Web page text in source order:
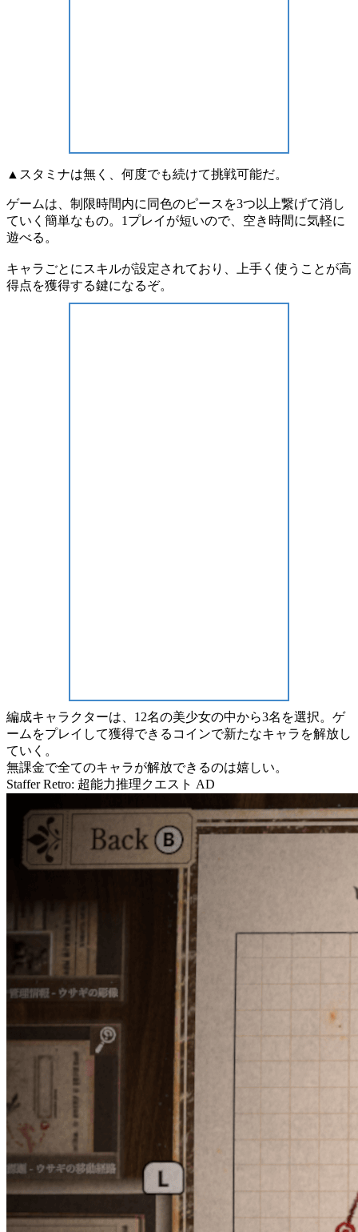
▲スタミナは無く、何度でも続けて挑戦可能だ。
ゲームは、制限時間内に同色のピースを3つ以上繋げて消し
ていく簡単なもの。 1プレイ が短いので、空き時間に気軽に
遊べる 。
キャラごとに スキルが設定されており、上手く使うことが高
得点を獲得する鍵になるぞ。
編成キャラクターは、 12名の美少女の中から3名を選択。ゲ
ームをプレイして獲得できる コインで新たなキャラを解放し
ていく。
無課金で全てのキャラが解放できるのは嬉しい。
Staffer Retro: 超能力推理クエスト AD